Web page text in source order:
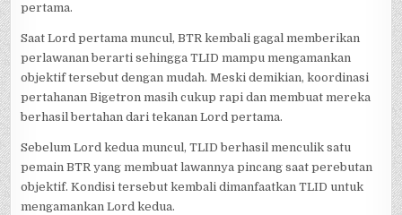
pertama.
Saat Lord pertama muncul, BTR kembali gagal memberikan
perlawanan berarti sehingga TLID mampu mengamankan
objektif tersebut dengan mudah. Meski demikian, koordinasi
pertahanan Bigetron masih cukup rapi dan membuat mereka
berhasil bertahan dari tekanan Lord pertama.
Sebelum Lord kedua muncul, TLID berhasil menculik satu
pemain BTR yang membuat lawannya pincang saat perebutan
objektif. Kondisi tersebut kembali dimanfaatkan TLID untuk
mengamankan Lord kedua.